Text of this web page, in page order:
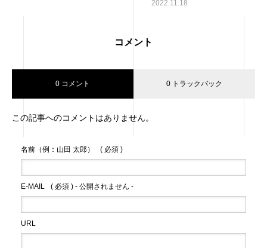
2022.11.18
コメント
0 コメント 0 トラックバック
この記事へのコメントはありません。
名前（例：山田 太郎） ( 必須 )
E-MAIL ( 必須 ) - 公開されません -
URL